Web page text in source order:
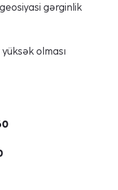
gərginlik
yüksək olması